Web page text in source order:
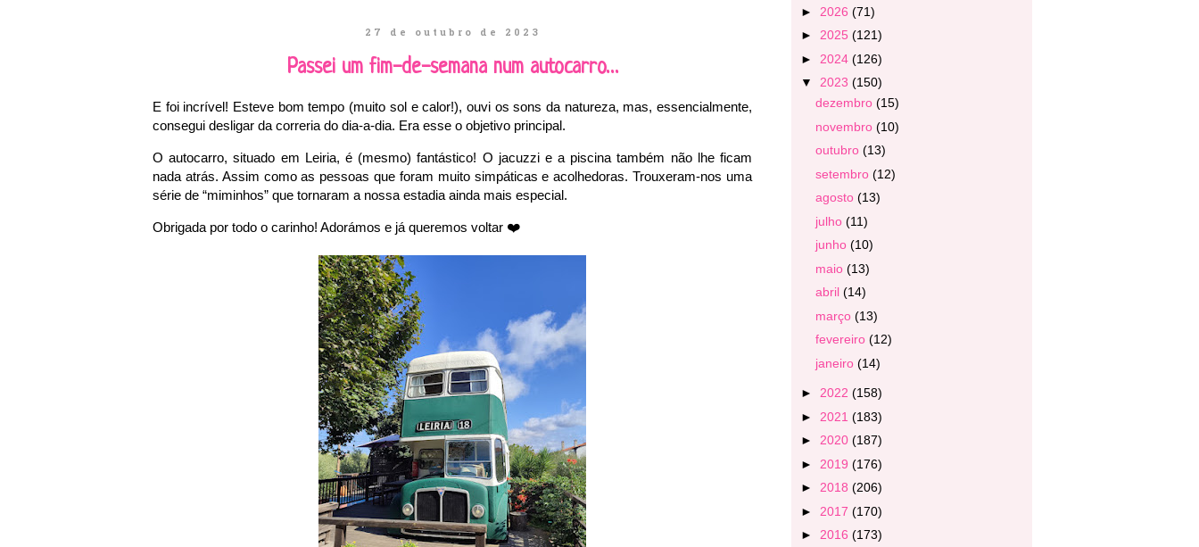
27 de outubro de 2023
Passei um fim-de-semana num autocarro…
E foi incrível! Esteve bom tempo (muito sol e calor!), ouvi os sons da natureza, mas, essencialmente,
consegui desligar da correria do dia-a-dia. Era esse o objetivo principal.
O autocarro, situado em Leiria, é (mesmo) fantástico! O jacuzzi e a piscina também não lhe ficam
nada atrás. Assim como as pessoas que foram muito simpáticas e acolhedoras. Trouxeram-nos uma
série de “miminhos” que tornaram a nossa estadia ainda mais especial.
Obrigada por todo o carinho! Adorámos e já queremos voltar ❤
► 2026 (71)
► 2025 (121)
► 2024 (126)
▼ 2023 (150)
dezembro (15)
novembro (10)
outubro (13)
setembro (12)
agosto (13)
julho (11)
junho (10)
maio (13)
abril (14)
março (13)
fevereiro (12)
janeiro (14)
► 2022 (158)
► 2021 (183)
► 2020 (187)
► 2019 (176)
► 2018 (206)
► 2017 (170)
► 2016 (173)